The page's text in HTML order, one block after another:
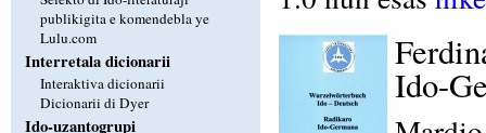
publikigita e komendebla ye
Lulu.com
Interretala dicionarii
Interaktiva dicionarii
Dicionarii di Dyer
Ido-uzantogrupi
Ido-